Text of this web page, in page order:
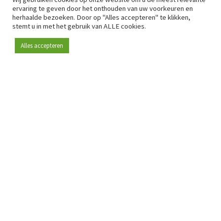
ervaring te geven door het onthouden van uw voorkeuren en
herhaalde bezoeken. Door op "Alles accepteren" te klikken,
stemt u in met het gebruik van ALLE cookies.
Alles accepteren